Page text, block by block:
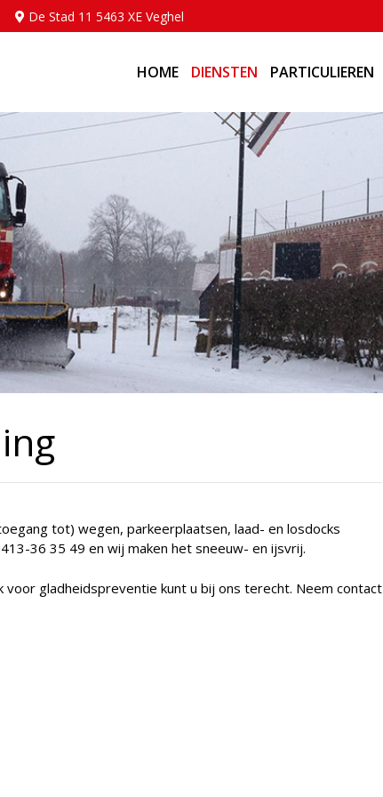
De Stad 11 5463 XE Veghel
HOME DIENSTEN PARTICULIEREN
tot) wegen, parkeerplaatsen, laad- en losdocks
36 35 49 en wij maken het sneeuw- en ijsvrij.
gladheidspreventie kunt u bij ons terecht. Neem contact